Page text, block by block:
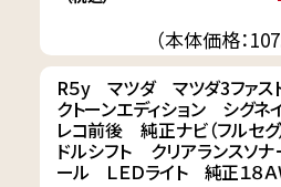
（本体価格：
R５y マツダ マツダ3ファ
クトーンエディション シグ
レコ前後 純正ナビ（フルセ
ドルシフト クリアランスソ
ール ＬＥＤライト 純正１８Ａ